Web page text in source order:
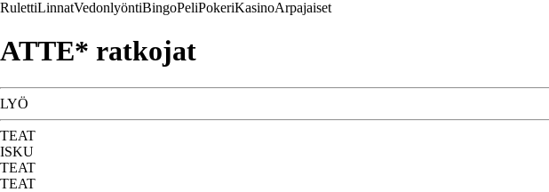
RulettiLinnatVedonlyöntiBingoPeliPokeriKasinoArpajaiset
ATTE* ratkojat
LYÖ
TEAT
ISKU
TEAT
TEAT